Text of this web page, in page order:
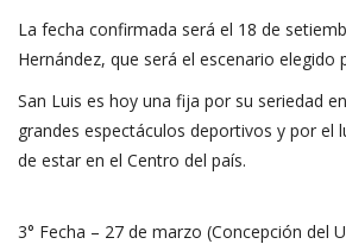
La fecha confirmada será el 18 de
Hernández, que será el escenario elegido
San Luis es hoy una fija por su seriedad
grandes espectáculos deportivos y por el
de estar en el Centro del país.
3° Fecha – 27 de marzo (Concepción del